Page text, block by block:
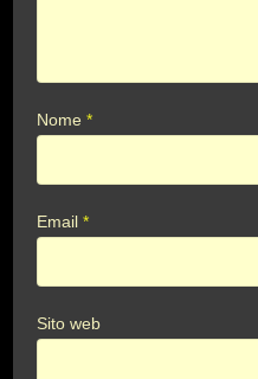
Nome*
Email*
Sito web